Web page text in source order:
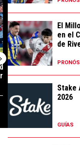
River vs.
Uno por el
¿El
El
en el
de
Stake
2026
GUÍAS